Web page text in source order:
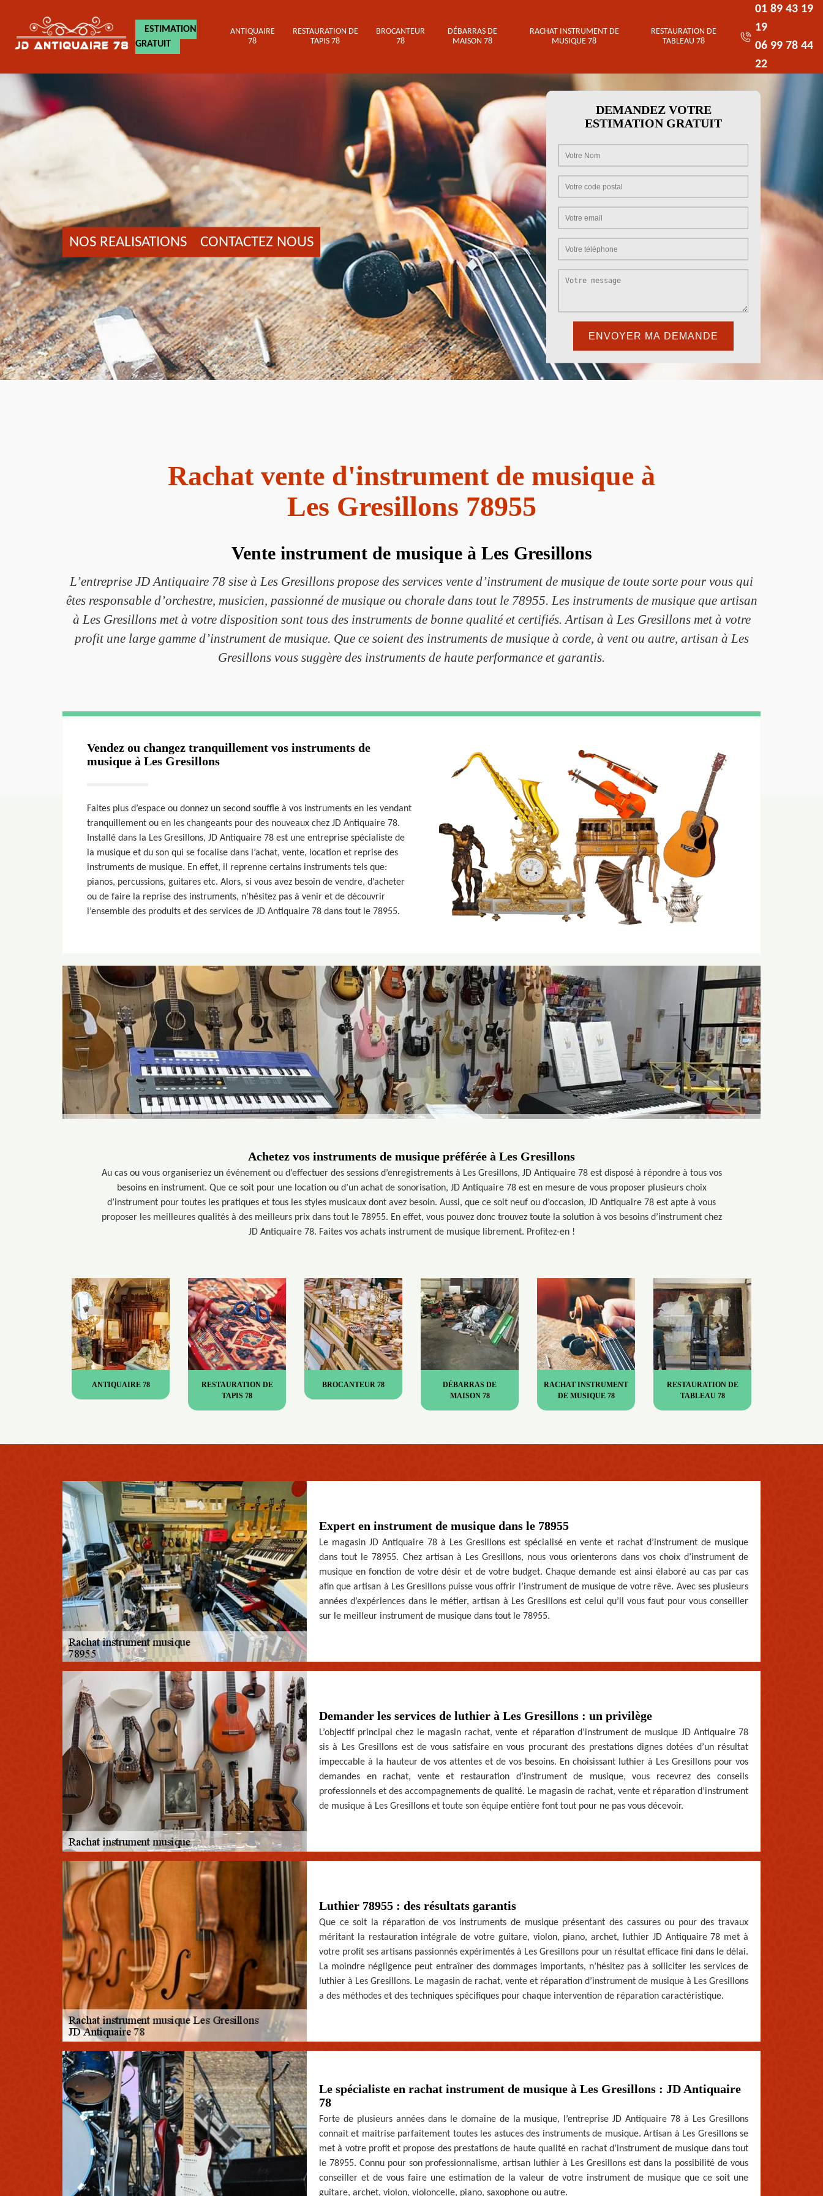
ESTIMATION
GRATUIT
ANTIQUAIRE
78
RESTAURATION DE
TAPIS 78
BROCANTEUR
78
DÉBARRAS DE
MAISON 78
RACHAT INSTRUMENT DE
MUSIQUE 78
RESTAURATION DE
TABLEAU 78
01 89 43 19
19
06 99 78 44
22
NOS REALISATIONS CONTACTEZ NOUS
DEMANDEZ VOTRE
ESTIMATION GRATUIT
Rachat vente d'instrument de musique à
Les Gresillons 78955
Vente instrument de musique à Les Gresillons
L’entreprise JD Antiquaire 78 sise à Les Gresillons propose des services vente d’instrument de musique de toute sorte pour vous qui
êtes responsable d’orchestre, musicien, passionné de musique ou chorale dans tout le 78955. Les instruments de musique que artisan
à Les Gresillons met à votre disposition sont tous des instruments de bonne qualité et certifiés. Artisan à Les Gresillons met à votre
profit une large gamme d’instrument de musique. Que ce soient des instruments de musique à corde, à vent ou autre, artisan à Les
Gresillons vous suggère des instruments de haute performance et garantis.
Vendez ou changez tranquillement vos instruments de
musique à Les Gresillons
Faites plus d’espace ou donnez un second souffle à vos instruments en les vendant
tranquillement ou en les changeants pour des nouveaux chez JD Antiquaire 78.
Installé dans la Les Gresillons, JD Antiquaire 78 est une entreprise spécialiste de
la musique et du son qui se focalise dans l’achat, vente, location et reprise des
instruments de musique. En effet, il reprenne certains instruments tels que:
pianos, percussions, guitares etc. Alors, si vous avez besoin de vendre, d’acheter
ou de faire la reprise des instruments, n’hésitez pas à venir et de découvrir
l’ensemble des produits et des services de JD Antiquaire 78 dans tout le 78955.
Achetez vos instruments de musique préférée à Les Gresillons
Au cas ou vous organiseriez un événement ou d’effectuer des sessions d’enregistrements à Les Gresillons, JD Antiquaire 78 est disposé à répondre à tous vos
besoins en instrument. Que ce soit pour une location ou d’un achat de sonorisation, JD Antiquaire 78 est en mesure de vous proposer plusieurs choix
d’instrument pour toutes les pratiques et tous les styles musicaux dont avez besoin. Aussi, que ce soit neuf ou d’occasion, JD Antiquaire 78 est apte à vous
proposer les meilleures qualités à des meilleurs prix dans tout le 78955. En effet, vous pouvez donc trouvez toute la solution à vos besoins d’instrument chez
JD Antiquaire 78. Faites vos achats instrument de musique librement. Profitez-en !
ANTIQUAIRE 78
RESTAURATION DE
TAPIS 78
BROCANTEUR 78
DÉBARRAS DE
MAISON 78
RACHAT INSTRUMENT
DE MUSIQUE 78
RESTAURATION DE
TABLEAU 78
Expert en instrument de musique dans le 78955
Le magasin JD Antiquaire 78 à Les Gresillons est spécialisé en vente et rachat d’instrument de musique
dans tout le 78955. Chez artisan à Les Gresillons, nous vous orienterons dans vos choix d’instrument de
musique en fonction de votre désir et de votre budget. Chaque demande est ainsi élaboré au cas par cas
afin que artisan à Les Gresillons puisse vous offrir l’instrument de musique de votre rêve. Avec ses plusieurs
années d’expériences dans le métier, artisan à Les Gresillons est celui qu’il vous faut pour vous conseiller
sur le meilleur instrument de musique dans tout le 78955.
Demander les services de luthier à Les Gresillons : un privilège
L’objectif principal chez le magasin rachat, vente et réparation d’instrument de musique JD Antiquaire 78
sis à Les Gresillons est de vous satisfaire en vous procurant des prestations dignes dotées d’un résultat
impeccable à la hauteur de vos attentes et de vos besoins. En choisissant luthier à Les Gresillons pour vos
demandes en rachat, vente et restauration d’instrument de musique, vous recevrez des conseils
professionnels et des accompagnements de qualité. Le magasin de rachat, vente et réparation d’instrument
de musique à Les Gresillons et toute son équipe entière font tout pour ne pas vous décevoir.
Luthier 78955 : des résultats garantis
Que ce soit la réparation de vos instruments de musique présentant des cassures ou pour des travaux
méritant la restauration intégrale de votre guitare, violon, piano, archet, luthier JD Antiquaire 78 met à
votre profit ses artisans passionnés expérimentés à Les Gresillons pour un résultat efficace fini dans le délai.
La moindre négligence peut entraîner des dommages importants, n’hésitez pas à solliciter les services de
luthier à Les Gresillons. Le magasin de rachat, vente et réparation d’instrument de musique à Les Gresillons
a des méthodes et des techniques spécifiques pour chaque intervention de réparation caractéristique.
Le spécialiste en rachat instrument de musique à Les Gresillons : JD Antiquaire
78
Forte de plusieurs années dans le domaine de la musique, l’entreprise JD Antiquaire 78 à Les Gresillons
connait et maitrise parfaitement toutes les astuces des instruments de musique. Artisan à Les Gresillons se
met à votre profit et propose des prestations de haute qualité en rachat d’instrument de musique dans tout
le 78955. Connu pour son professionnalisme, artisan luthier à Les Gresillons est dans la possibilité de vous
conseiller et de vous faire une estimation de la valeur de votre instrument de musique que ce soit une
guitare, archet, violon, violoncelle, piano, saxophone ou autre.